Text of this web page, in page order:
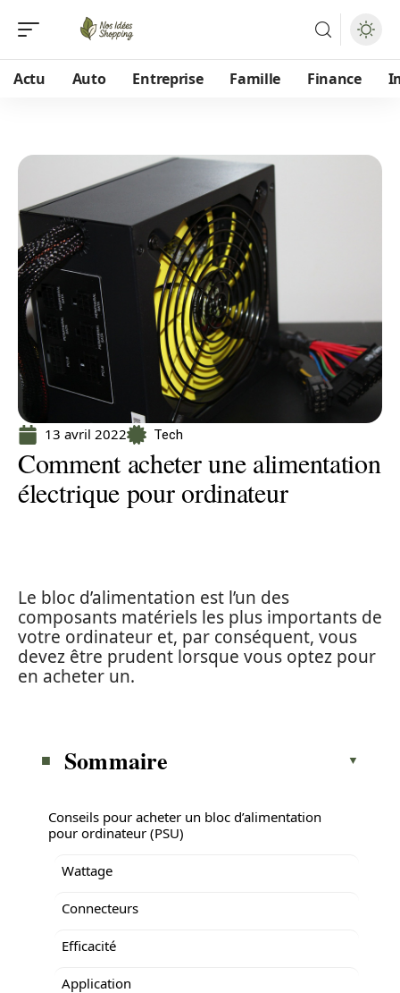
Actu Auto Entreprise Famille Finance
13 avril 2022 Tech
Comment acheter une alimentation
électrique pour ordinateur
Le bloc d’alimentation est l’un des
composants matériels les plus importants de
votre ordinateur et, par conséquent, vous
devez être prudent lorsque vous optez pour
en acheter un.
Sommaire
Conseils pour acheter un bloc d’alimentation
pour ordinateur (PSU)
Wattage
Connecteurs
Efficacité
Application